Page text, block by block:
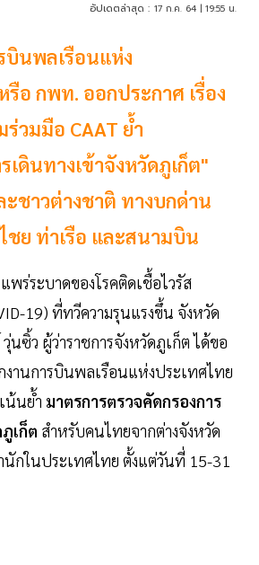
อัปเดตล่าสุด : 17 ก.ค. 64 | 19:55 น.
บินพลเรือนแห่ง
รือ กพท. ออกประกาศ เรื่อง
วมมือ CAAT ย้ำ
เดินทางเข้าจังหวัดภูเก็ต"
ชาวต่างชาติ ทางบกด่าน
ชย ท่าเรือ และสนามบิน
พร่ระบาดของโรคติดเชื้อไวรัส
19) ที่ทวีความรุนแรงขึ้น จังหวัด
นซิ้ว ผู้ว่าราชการจังหวัดภูเก็ต ได้ขอ
งานการบินพลเรือนแห่งประเทศไทย
น้นย้ำ มาตรการตรวจคัดกรองการ
เก็ต สำหรับคนไทยจากต่างจังหวัด
กในประเทศไทย ตั้งแต่วันที่ 15-31